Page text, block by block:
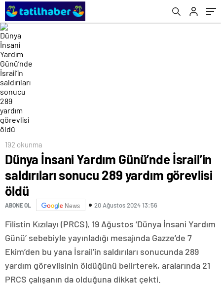
192 okunma
Dünya İnsani Yardım Günü’nde İsrail’in
saldırıları sonucu 289 yardım görevlisi
öldü
ABONE OL News 20 Ağustos 2024 13:56
Filistin Kızılayı (PRCS), 19 Ağustos ‘Dünya İnsani Yardım
Günü’ sebebiyle yayınladığı mesajında Gazze’de 7
Ekim’den bu yana İsrail’in saldırıları sonucunda 289
yardım görevlisinin öldüğünü belirterek, aralarında 21
PRCS çalışanın da olduğuna dikkat çekti.